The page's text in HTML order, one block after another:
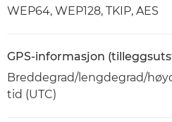
WEP64, WEP128, TKIP, AES
GPS-informasjon
Breddegrad/lengdegrad/
tid (UTC)